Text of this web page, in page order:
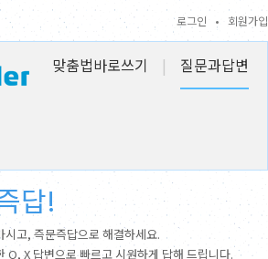
로그인 • 회원가입
맞춤법바로쓰기 | 질문과답변
답!
고, 즉문즉답으로 해결하세요.
O, X 답변으로 빠르고 시원하게 답해 드립니다.